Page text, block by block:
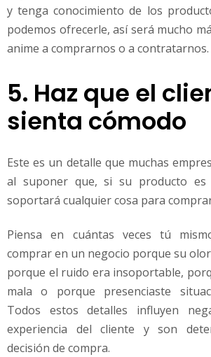
y tenga conocimiento de los
podemos ofrecerle, así será mucho
anime a comprarnos o a contratarnos.
5. Haz que el
sienta cómodo
Este es un detalle que muchas
al suponer que, si su producto es
soportará cualquier cosa para
Piensa en cuántas veces tú
comprar en un negocio porque su
porque el ruido era insoportable,
mala o porque presenciaste
Todos estos detalles influyen
experiencia del cliente y son
decisión de compra.